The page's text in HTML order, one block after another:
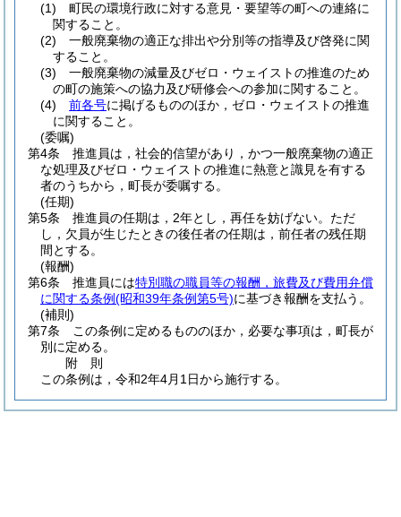
(1)
町民の環境行政に対する意見・要望等の町への連絡に
関すること。
(2)
一般廃棄物の適正な排出や分別等の指導及び啓発に関
すること。
(3)
一般廃棄物の減量及びゼロ・ウェイストの推進のため
の町の施策への協力及び研修会への参加に関すること。
(4)
前各号に掲げるもののほか，ゼロ・ウェイストの推進
に関すること。
(委嘱)
第4条
推進員は，社会的信望があり，かつ一般廃棄物の適正
な処理及びゼロ・ウェイストの推進に熱意と識見を有する
者のうちから，町長が委嘱する。
(任期)
第5条
推進員の任期は，2年とし，再任を妨げない。 ただ
し，欠員が生じたときの後任者の任期は，前任者の残任期
間とする。
(報酬)
第6条
推進員には特別職の職員等の報酬，旅費及び費用弁償
に関する条例(昭和39年条例第5号)に基づき報酬を支払う。
(補則)
第7条
この条例に定めるもののほか，必要な事項は，町長が
別に定める。
附 則
この条例は，令和2年4月1日から施行する。